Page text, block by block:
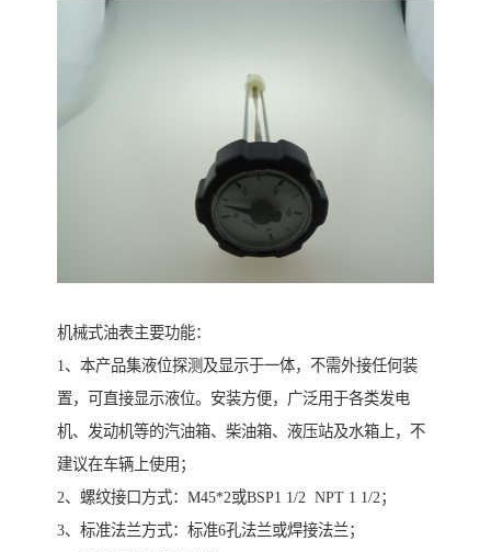
机械式油表主要功能：
1、本产品集液位探测及显示于一体，不需外接任何装
置，可直接显示液位。安装方便，广泛用于各类发电
机、发动机等的汽油箱、柴油箱、液压站及水箱上，不
建议在车辆上使用；
2、螺纹接口方式：M45*2或BSP1 1/2 NPT 1 1/2；
3、标准法兰方式：标准6孔法兰或焊接法兰；